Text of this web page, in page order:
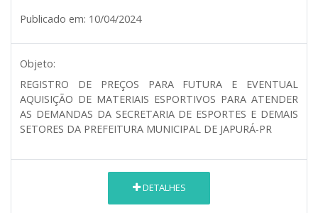
Publicado em: 10/04/2024
Objeto:
REGISTRO DE PREÇOS PARA FUTURA E EVENTUAL
AQUISIÇÃO DE MATERIAIS ESPORTIVOS PARA ATENDER
AS DEMANDAS DA SECRETARIA DE ESPORTES E DEMAIS
SETORES DA PREFEITURA MUNICIPAL DE JAPURÁ-PR
DETALHES